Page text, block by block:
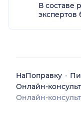
В составе
экспертов
НаПоправку
Онлайн-
Онлайн-